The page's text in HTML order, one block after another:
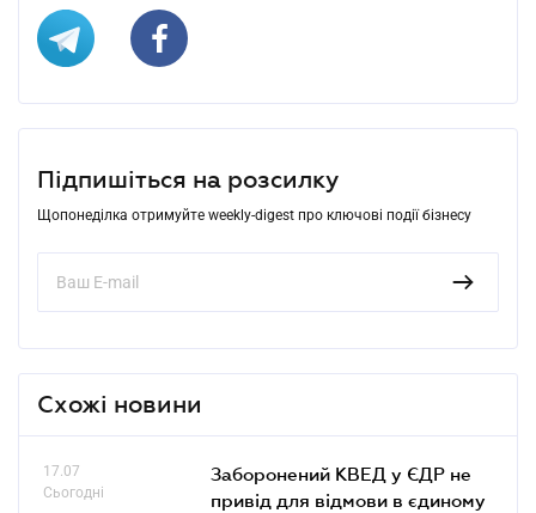
Підпишіться на розсилку
Щопонеділка отримуйте weekly-digest про ключові події бізнесу
Схожі новини
17.07
Сьогодні
Заборонений КВЕД у ЄДР не
привід для відмови в єдиному